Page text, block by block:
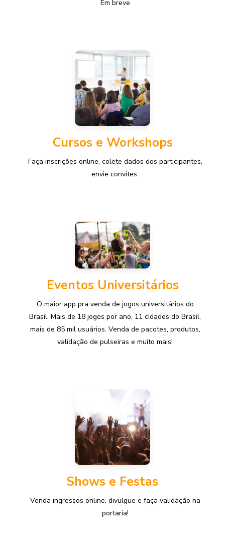
Em breve
Cursos e Workshops
Faça inscrições online, colete dados dos participantes,
envie convites.
Eventos Universitários
O maior app pra venda de jogos universitários do
Brasil. Mais de 18 jogos por ano, 11 cidades do Brasil,
mais de 85 mil usuários. Venda de pacotes, produtos,
validação de pulseiras e muito mais!
Shows e Festas
Venda ingressos online, divulgue e faça validação na
portaria!